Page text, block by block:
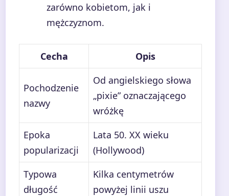
zarówno kobietom, jak i
mężczyznom.
Cecha Opis
Pochodzenie
nazwy
Od angielskiego słowa
„pixie” oznaczającego
wróżkę
Epoka
popularizacji
Lata 50. XX wieku
(Hollywood)
Typowa
długość
Kilka centymetrów
powyżej linii uszu